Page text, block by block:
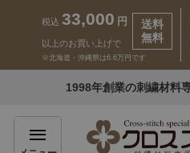
税込 33,000 円
以上のお買い上げで
送料
無料
※北海道・沖縄県は6.6万円です
1998年創業の刺繍材料
いらっしゃいま